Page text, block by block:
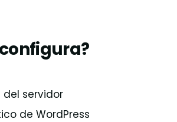
servidor
de WordPress